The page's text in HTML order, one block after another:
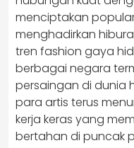
menciptakan
menghadirkan
tren fashion gaya
berbagai negara
persaingan di dunia
para artis terus
kerja keras yang
bertahan di puncak